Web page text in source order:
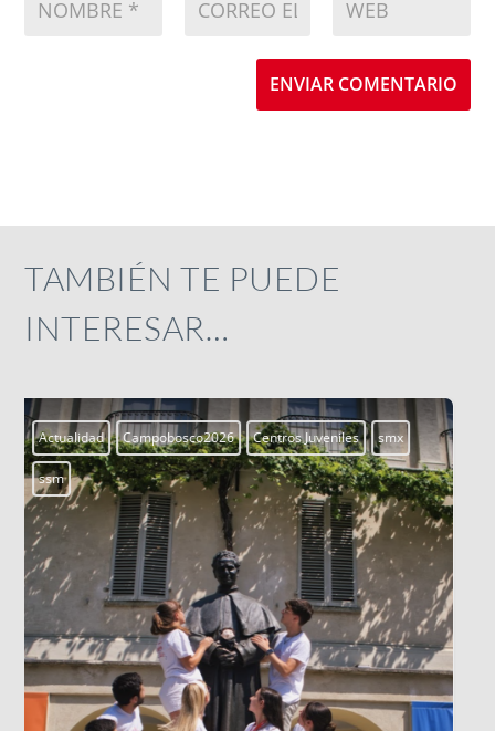
ENVIAR COMENTARIO
TAMBIÉN TE PUEDE
INTERESAR…
Aprendiendo a vivir Blogs